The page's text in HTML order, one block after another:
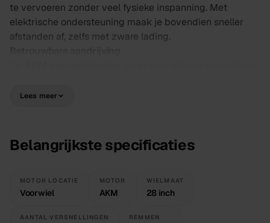
te vervoeren zonder veel fysieke inspanning. Met
elektrische ondersteuning maak je bovendien sneller
afstanden af, zelfs met zware lading.
geeft je circa range voor veelvuldig woon-werkverkeer
onderhoudsarm.
Veilig en praktisch
ideaal voor het Nederlandse weer. 28 inch wielen en een
stabiele bakconstructie zorgen voor goede grip en
Lees meer
Belangrijkste specificaties
MOTOR LOCATIE
Voorwiel
MOTOR
AKM
WIELMAAT
28 inch
AANTAL VERSNELLINGEN REMMEN